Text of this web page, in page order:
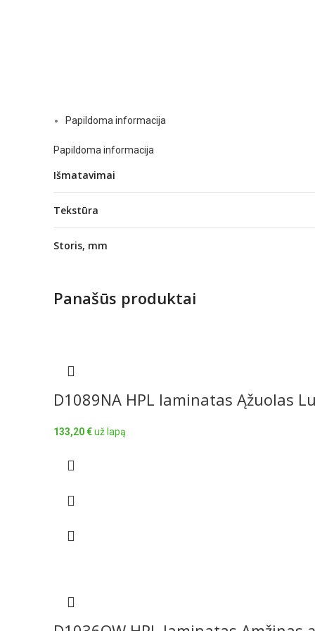
Papildoma informacija
Papildoma informacija
Išmatavimai
Tekstūra
Storis, mm
Panašūs produktai
D1089NA HPL laminatas Ąžuolas
133,20€už lapą